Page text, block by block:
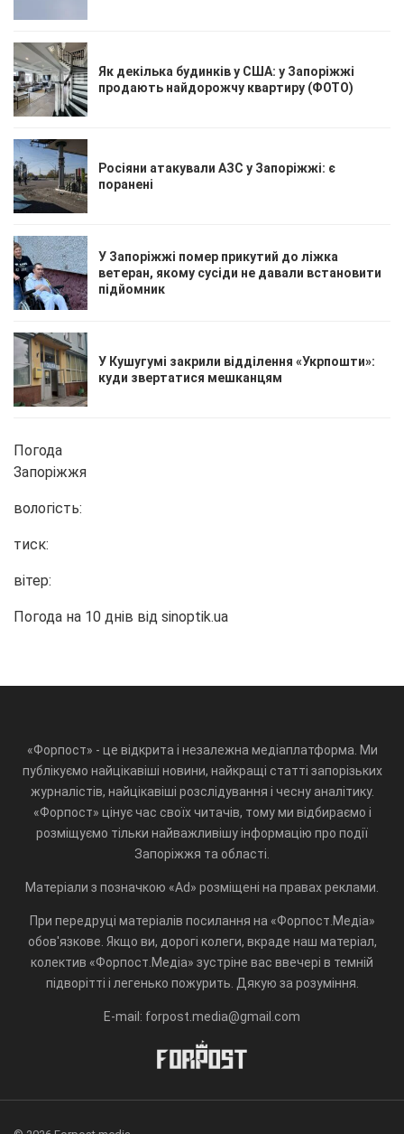
Як декілька будинків у США: у Запоріжжі
продають найдорожчу квартиру (ФОТО)
Росіяни атакували АЗС у Запоріжжі: є
поранені
У Запоріжжі помер прикутий до ліжка
ветеран, якому сусіди не давали встановити
підйомник
У Кушугумі закрили відділення «Укрпошти»:
куди звертатися мешканцям
Погода
Запоріжжя
вологість:
тиск:
вітер:
Погода на 10 днів від sinoptik.ua
«Форпост» - це відкрита і незалежна медіаплатформа. Ми
публікуємо найцікавіші новини, найкращі статті запорізьких
журналістів, найцікавіші розслідування і чесну аналітику.
«Форпост» цінує час своїх читачів, тому ми відбираємо і
розміщуємо тільки найважливішу інформацію про події
Запоріжжя та області.
Матеріали з позначкою «Ad» розміщені на правах реклами.
При передруці матеріалів посилання на «Форпост.Медіа»
обов'язкове. Якщо ви, дорогі колеги, вкраде наш матеріал,
колектив «Форпост.Медіа» зустріне вас ввечері в темній
підворітті і легенько пожурить. Дякую за розуміння.
E-mail: forpost.media@gmail.com